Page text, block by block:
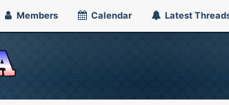
Members Calendar Latest